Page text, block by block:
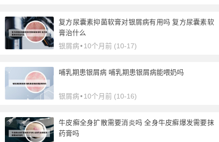
复方尿囊素抑菌软膏对银屑病有用吗 复方尿囊素软
膏治什么
银屑病•10个月前 (10-17)
哺乳期患银屑病 哺乳期患银屑病能喂奶吗
银屑病•10个月前 (10-16)
牛皮癣全身扩散需要消炎吗 全身牛皮癣爆发需要抹
药膏吗